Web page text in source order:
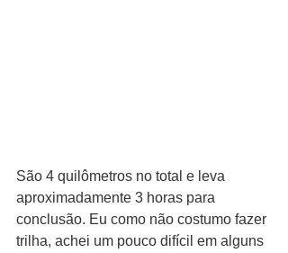
São 4 quilômetros no total e leva
aproximadamente 3 horas para
conclusão. Eu como não costumo fazer
trilha, achei um pouco difícil em alguns